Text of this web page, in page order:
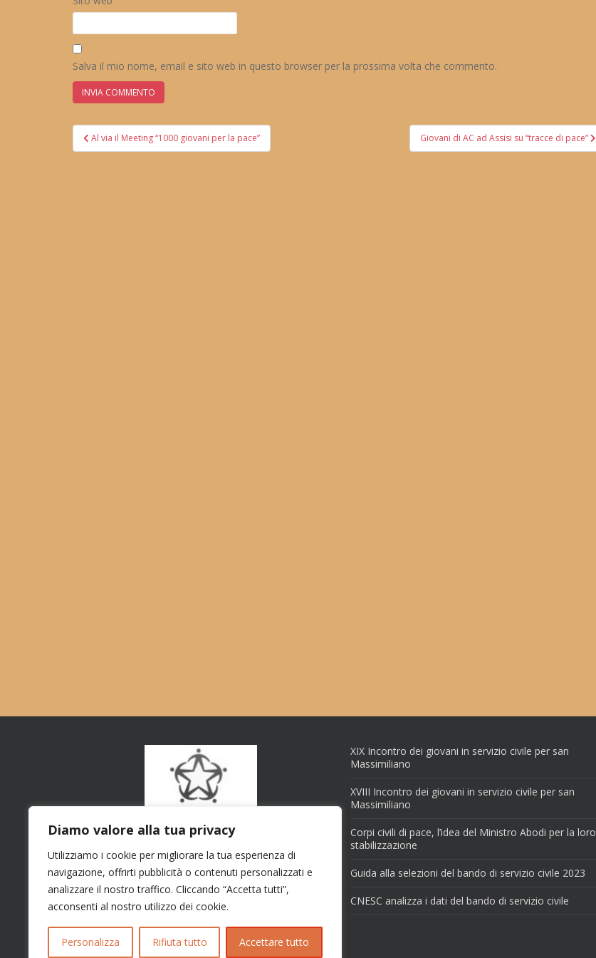
Diamo valore alla tua privacy
Utilizziamo i cookie per migliorare la tua esperienza di
navigazione, offrirti pubblicità o contenuti personalizzati e
analizzare il nostro traffico. Cliccando “Accetta tutti”,
acconsenti al nostro utilizzo dei cookie.
Personalizza Rifiuta tutto Accettare tutto
Salva il mio nome, email e sito web in questo browser per la prossima volta che commento.
Navigazione
articoli
Al via il Meeting “1000 giovani per la pace” Giovani di AC ad Assisi su “tracce di pace”
XIX Incontro dei giovani in servizio civile per san
Massimiliano
XVIII Incontro dei giovani in servizio civile per san
Massimiliano
Corpi civili di pace, l’idea del Ministro Abodi per la loro
stabilizzazione
Guida alla selezioni del bando di servizio civile 2023
CNESC analizza i dati del bando di servizio civile